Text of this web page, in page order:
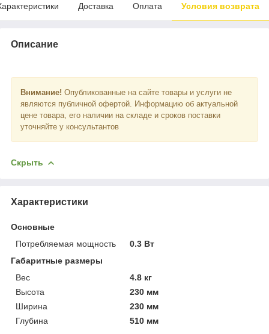
Доставка Оплата Условия возврата
Описание
Внимание! Опубликованные на сайте товары и услуги не
являются публичной офертой. Информацию об актуальной
цене товара, его наличии на складе и сроков поставки
уточняйте у консультантов
Скрыть
Характеристики
Основные
Потребляемая мощность
0.3 Вт
Габаритные размеры
Вес
4.8 кг
Высота
230 мм
Ширина
230 мм
Глубина
510 мм